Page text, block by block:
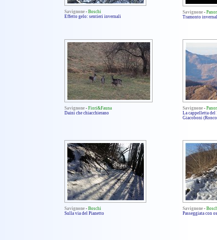
Savignone - Boschi
Effetto gelo: sentieri invernali
Savignone -
Tramonto
Savignone - Fiori&Fauna
Daini che chiacchierano
Savignone -
La cappelletta
Giacoboni
Savignone - Boschi
Sulla via del Pianetto
Savignone -
Passeggiata con